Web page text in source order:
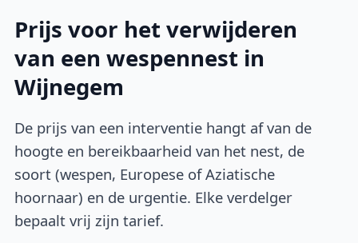
Prijs voor het verwijderen
van een wespennest in
Wijnegem
De prijs van een interventie hangt af van de
hoogte en bereikbaarheid van het nest, de
soort (wespen, Europese of Aziatische
hoornaar) en de urgentie. Elke verdelger
bepaalt vrij zijn tarief.